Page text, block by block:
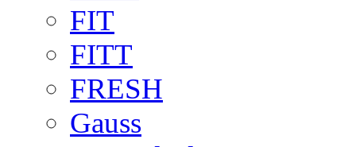
FIT
FITT
FRESH
Gauss